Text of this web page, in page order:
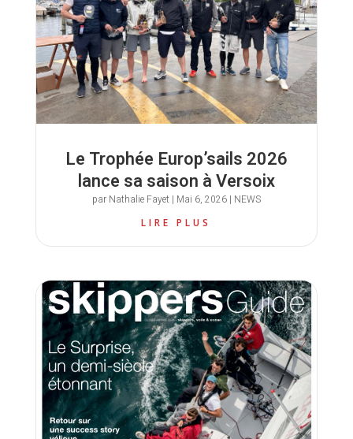
Le Trophée Europ’sails 2026
lance sa saison à Versoix
par Nathalie Fayet| Mai 6, 2026| NEWS
LIRE PLUS